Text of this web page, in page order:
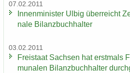
07.02.2011
In­nen­mi­nis­ter Ulbig über­reicht
na­le Bi­lanz­buch­hal­ter
03.02.2011
Frei­staat Sach­sen hat erst­mals
mu­na­len Bi­lanz­buch­hal­ter